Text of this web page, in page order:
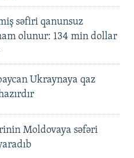
səfiri qanunsuz
olunur: 134 min dollar
Ukraynaya qaz
Moldovaya səfəri